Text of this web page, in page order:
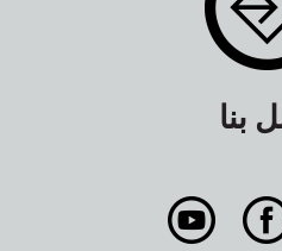
بنا